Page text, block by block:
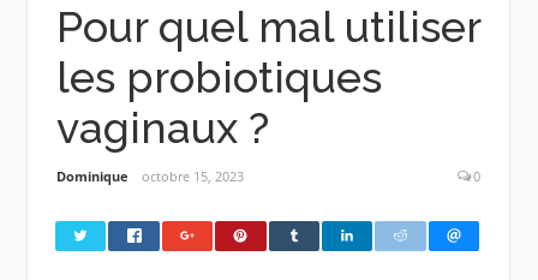
Pour quel mal utiliser
les probiotiques
vaginaux ?
Dominique octobre 15, 2023 0